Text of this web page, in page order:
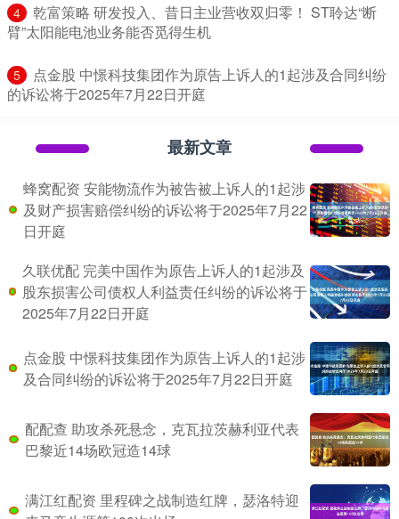
4
​乾富策略 研发投入、昔日主业营收双归零！ ST聆达“断
臂”太阳能电池业务能否觅得生机
5
​点金股 中憬科技集团作为原告上诉人的1起涉及合同纠纷
的诉讼将于2025年7月22日开庭
最新文章
蜂窝配资 安能物流作为被告被上诉人的1起涉
及财产损害赔偿纠纷的诉讼将于2025年7月22
日开庭
久联优配 完美中国作为原告上诉人的1起涉及
股东损害公司债权人利益责任纠纷的诉讼将于
2025年7月22日开庭
点金股 中憬科技集团作为原告上诉人的1起涉
及合同纠纷的诉讼将于2025年7月22日开庭
配配查 助攻杀死悬念，克瓦拉茨赫利亚代表
巴黎近14场欧冠造14球
满江红配资 里程碑之战制造红牌，瑟洛特迎